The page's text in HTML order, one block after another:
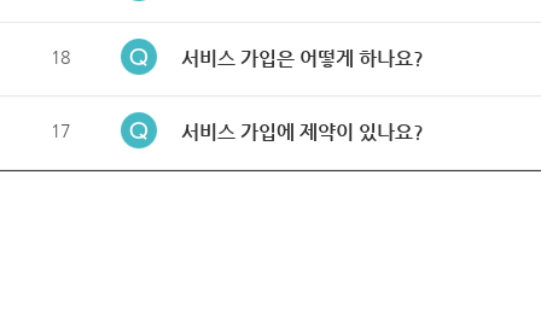
18 서비스 가입은 어떻게 하나요?
17 서비스 가입에 제약이 있나요?